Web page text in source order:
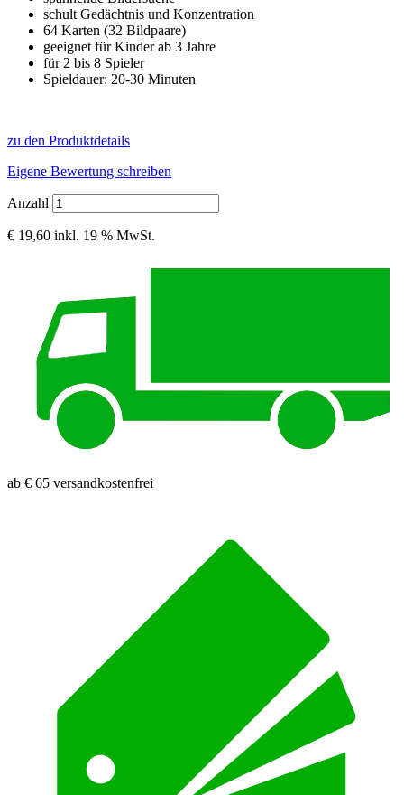
schult Gedächtnis und Konzentration
64 Karten (32 Bildpaare)
geeignet für Kinder ab 3 Jahre
für 2 bis 8 Spieler
Spieldauer: 20-30 Minuten
zu den Produktdetails
Eigene Bewertung schreiben
Anzahl
€ 19,60 inkl. 19 % MwSt.
ab € 65 versandkostenfrei